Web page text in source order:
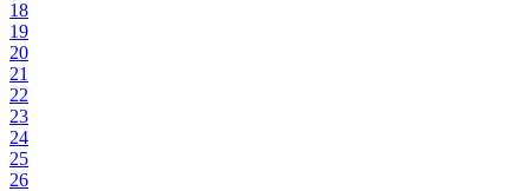
18
19
20
21
22
23
24
25
26